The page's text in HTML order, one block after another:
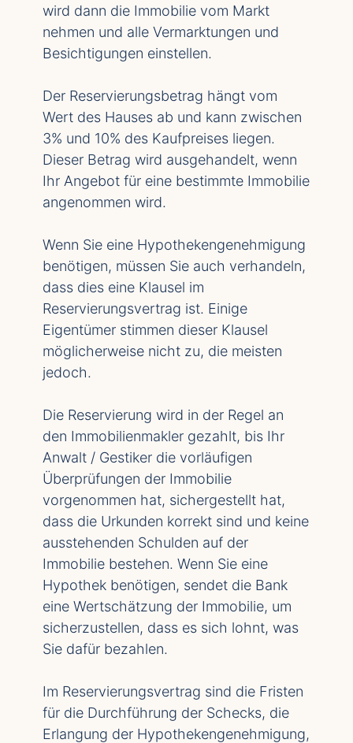
wird dann die Immobilie vom Markt
nehmen und alle Vermarktungen und
Besichtigungen einstellen.
Der Reservierungsbetrag hängt vom
Wert des Hauses ab und kann zwischen
3% und 10% des Kaufpreises liegen.
Dieser Betrag wird ausgehandelt, wenn
Ihr Angebot für eine bestimmte Immobilie
angenommen wird.
Wenn Sie eine Hypothekengenehmigung
benötigen, müssen Sie auch verhandeln,
dass dies eine Klausel im
Reservierungsvertrag ist. Einige
Eigentümer stimmen dieser Klausel
möglicherweise nicht zu, die meisten
jedoch.
Die Reservierung wird in der Regel an
den Immobilienmakler gezahlt, bis Ihr
Anwalt / Gestiker die vorläufigen
Überprüfungen der Immobilie
vorgenommen hat, sichergestellt hat,
dass die Urkunden korrekt sind und keine
ausstehenden Schulden auf der
Immobilie bestehen. Wenn Sie eine
Hypothek benötigen, sendet die Bank
eine Wertschätzung der Immobilie, um
sicherzustellen, dass es sich lohnt, was
Sie dafür bezahlen.
Im Reservierungsvertrag sind die Fristen
für die Durchführung der Schecks, die
Erlangung der Hypothekengenehmigung,